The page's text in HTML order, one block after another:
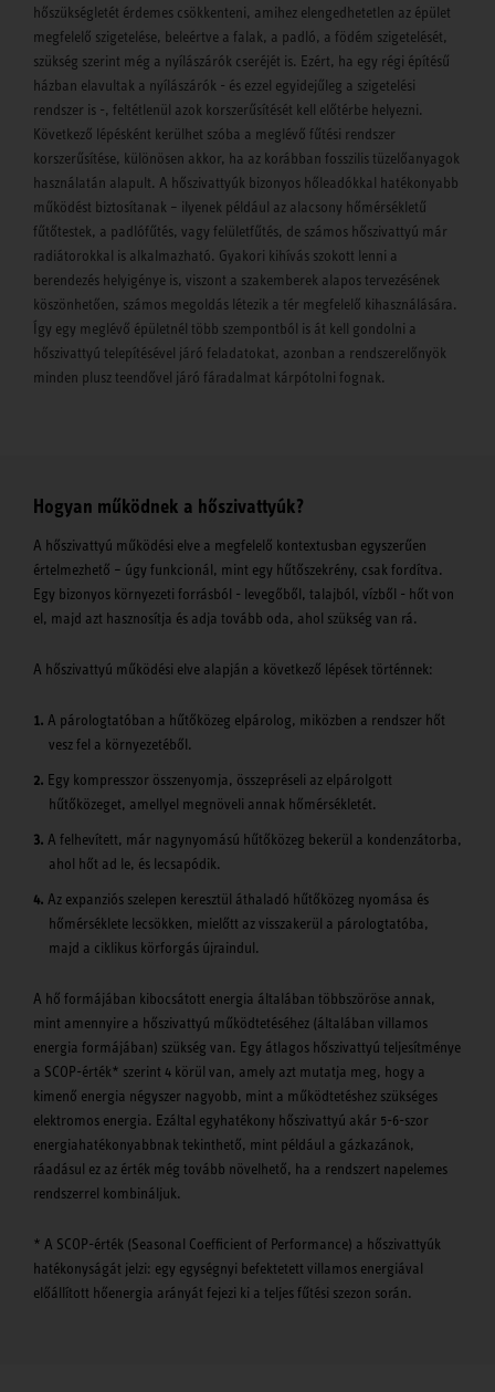
hőszükségletét érdemes csökkenteni, amihez elengedhetetlen az épület
megfelelő szigetelése, beleértve a falak, a padló, a födém szigetelését,
szükség szerint még a nyílászárók cseréjét is. Ezért, ha egy régi építésű
házban elavultak a nyílászárók - és ezzel egyidejűleg a szigetelési
rendszer is -, feltétlenül azok korszerűsítését kell előtérbe helyezni.
Következő lépésként kerülhet szóba a meglévő fűtési rendszer
korszerűsítése, különösen akkor, ha az korábban fosszilis tüzelőanyagok
használatán alapult. A hőszivattyúk bizonyos hőleadókkal hatékonyabb
működést biztosítanak – ilyenek például az alacsony hőmérsékletű
fűtőtestek, a padlófűtés, vagy felületfűtés, de számos hőszivattyú már
radiátorokkal is alkalmazható. Gyakori kihívás szokott lenni a
berendezés helyigénye is, viszont a szakemberek alapos tervezésének
köszönhetően, számos megoldás létezik a tér megfelelő kihasználására.
Így egy meglévő épületnél több szempontból is át kell gondolni a
hőszivattyú telepítésével járó feladatokat, azonban a rendszerelőnyök
minden plusz teendővel járó fáradalmat kárpótolni fognak.
Hogyan működnek a hőszivattyúk?
A hőszivattyú működési elve a megfelelő kontextusban egyszerűen
értelmezhető – úgy funkcionál, mint egy hűtőszekrény, csak fordítva.
Egy bizonyos környezeti forrásból - levegőből, talajból, vízből - hőt von
el, majd azt hasznosítja és adja tovább oda, ahol szükség van rá.
A hőszivattyú működési elve alapján a következő lépések történnek:
A párologtatóban a hűtőközeg elpárolog, miközben a rendszer hőt
vesz fel a környezetéből.
Egy kompresszor összenyomja, összepréseli az elpárolgott
hűtőközeget, amellyel megnöveli annak hőmérsékletét.
A felhevített, már nagynyomású hűtőközeg bekerül a kondenzátorba,
ahol hőt ad le, és lecsapódik.
Az expanziós szelepen keresztül áthaladó hűtőközeg nyomása és
hőmérséklete lecsökken, mielőtt az visszakerül a párologtatóba,
majd a ciklikus körforgás újraindul.
A hő formájában kibocsátott energia általában többszöröse annak,
mint amennyire a hőszivattyú működtetéséhez (általában villamos
energia formájában) szükség van. Egy átlagos hőszivattyú teljesítménye
a SCOP-érték* szerint 4 körül van, amely azt mutatja meg, hogy a
kimenő energia négyszer nagyobb, mint a működtetéshez szükséges
elektromos energia. Ezáltal egyhatékony hőszivattyú akár 5-6-szor
energiahatékonyabbnak tekinthető, mint például a gázkazánok,
ráadásul ez az érték még tovább növelhető, ha a rendszert napelemes
rendszerrel kombináljuk.
* A SCOP-érték (Seasonal Coefficient of Performance) a hőszivattyúk
hatékonyságát jelzi: egy egységnyi befektetett villamos energiával
előállított hőenergia arányát fejezi ki a teljes fűtési szezon során.